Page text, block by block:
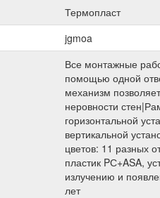
Термопласт
jgmoa
Все монтажные
помощью одной
механизм
неровности
горизонтальной
вертикальной
цветов: 11 разных
пластик PС+ASA,
излучению и
лет